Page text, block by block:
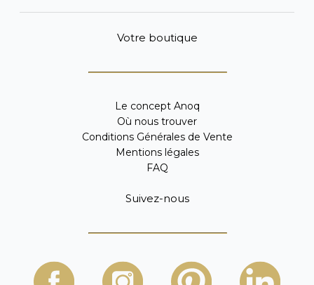
Votre boutique
Le concept Anoq
Où nous trouver
Conditions Générales de Vente
Mentions légales
FAQ
Suivez-nous